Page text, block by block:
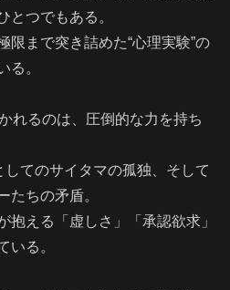
とつでもある。
限まで突き詰めた“心理実験”の
る。
れるのは、圧倒的な力を持ち
してのサイタマの孤独、そして
たちの矛盾。
抱える「虚しさ」「承認欲求」
いる。